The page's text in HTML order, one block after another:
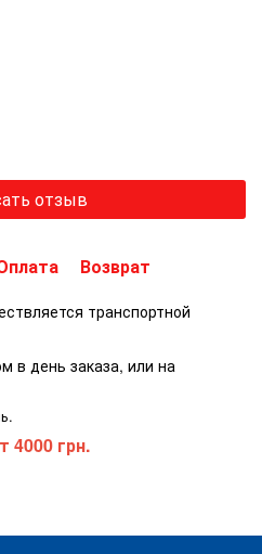
отзыв
Возврат
транспортной
в день заказа, или на
4000 грн.